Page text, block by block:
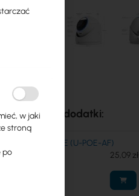
początek
Akcesoria i dodatki:
Ubiquiti U-POE (U-POE-AF)
25,09 zł
w jaki
stroną
po